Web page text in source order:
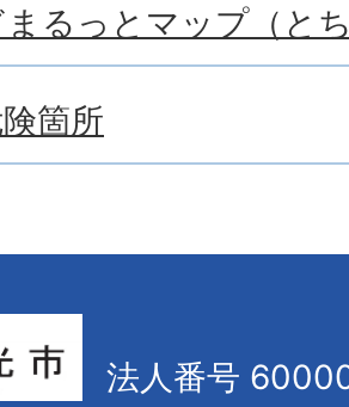
まるっとマップ（と
箇所
法人番号